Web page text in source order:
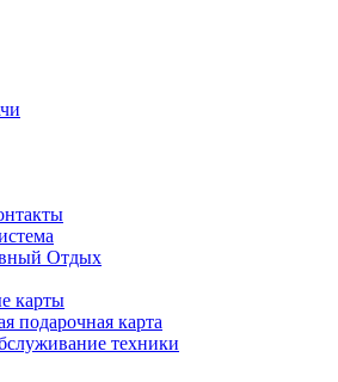
Отдых
карты
подарочная карта
техники